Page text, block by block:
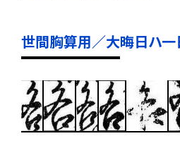
世間胸算用／大晦日ハ一